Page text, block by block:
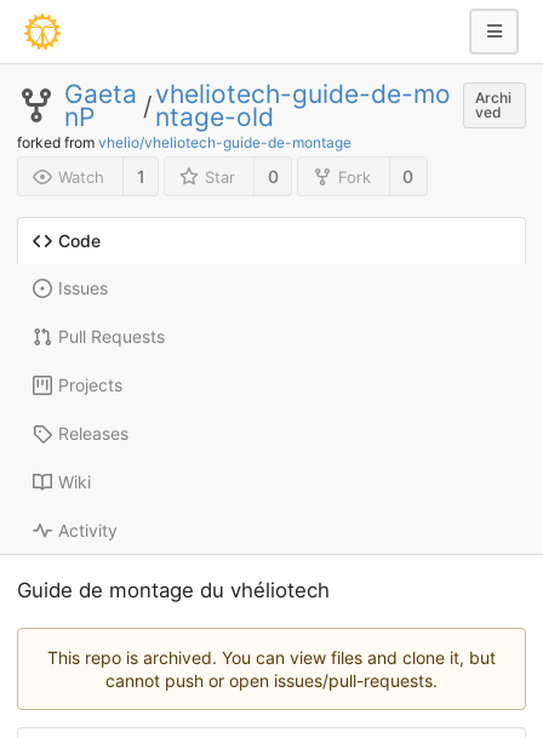
Gaeta
nP /vheliotech-guide-de-mo
ntage-old
Archi
ved
forked from vhelio/vheliotech-guide-de-montage
Watch 1 Star 0 Fork 0
Code
Issues
Pull Requests
Projects
Releases
Wiki
Activity
Guide de montage du vhéliotech
This repo is archived. You can view files and clone it, but
cannot push or open issues/pull-requests.